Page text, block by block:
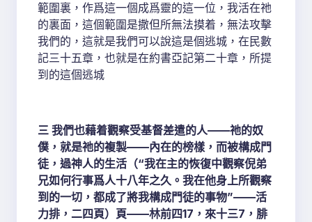
範圍裏，作爲這一個成爲靈的這一位，我活在祂
的裏面，這個範圍是撒但所無法摸着，無法攻擊
我們的，這就是我們可以說這是個逃城，在民數
記三十五章，也就是在約書亞記第二十章，所提
到的這個逃城
三 我們也藉着觀察受基督差遣的人——祂的奴
僕，就是祂的複製——內在的榜樣，而被構成門
徒，過神人的生活（“我在主的恢復中觀察倪弟
兄如何行事爲人十八年之久。我在他身上所觀察
到的一切，都成了將我構成門徒的事物”——活
力排，二四頁）頁——林前四17，來十三7，腓